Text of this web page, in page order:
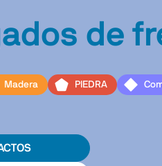
de
Madera PIEDRA